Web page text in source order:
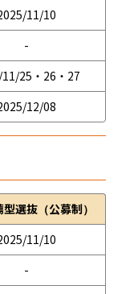
11/10
-
25・26・27
12/08
選抜（公募制）
11/10
-